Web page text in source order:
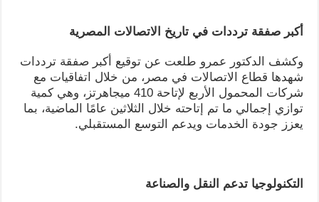
أكبر صفقة ترددات في تاريخ الاتصالات المصرية
وكشف الدكتور عمرو طلعت عن توقيع أكبر صفقة ترددات
شهدها قطاع الاتصالات في مصر، من خلال اتفاقيات مع
شركات المحمول الأربع لإتاحة 410 ميجاهرتز، وهي كمية
توازي إجمالي ما تم إتاحته خلال الثلاثين عامًا الماضية، بما
يعزز جودة الخدمات ويدعم التوسع المستقبلي.
التكنولوجيا تدعم النقل والصناعة